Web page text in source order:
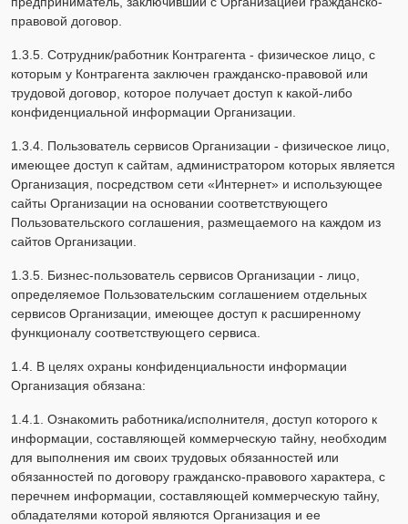
правовой договор.
1.3.5. Сотрудник/работник Контрагента - физическое лицо, с
которым у Контрагента заключен гражданско-правовой или
трудовой договор, которое получает доступ к какой-либо
конфиденциальной информации Организации.
1.3.4. Пользователь сервисов Организации - физическое лицо,
имеющее доступ к сайтам, администратором которых является
Организация, посредством сети «Интернет» и использующее
сайты Организации на основании соответствующего
Пользовательского соглашения, размещаемого на каждом из
сайтов Организации.
1.3.5. Бизнес-пользователь сервисов Организации - лицо,
определяемое Пользовательским соглашением отдельных
сервисов Организации, имеющее доступ к расширенному
функционалу соответствующего сервиса.
1.4. В целях охраны конфиденциальности информации
Организация обязана:
1.4.1. Ознакомить работника/исполнителя, доступ которого к
информации, составляющей коммерческую тайну, необходим
для выполнения им своих трудовых обязанностей или
обязанностей по договору гражданско-правового характера, с
перечнем информации, составляющей коммерческую тайну,
обладателями которой являются Организация и ее